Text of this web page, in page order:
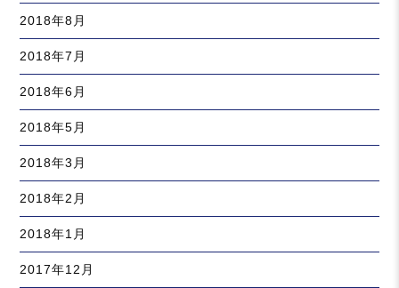
2018年8月
2018年7月
2018年6月
2018年5月
2018年3月
2018年2月
2018年1月
2017年12月